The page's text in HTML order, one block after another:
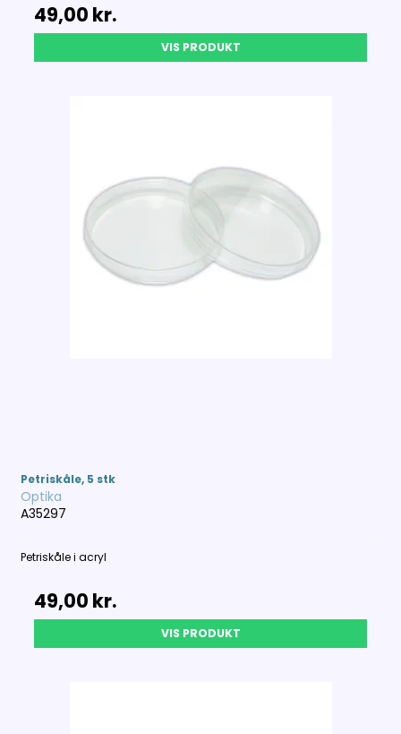
49,00 kr.
VIS PRODUKT
Petriskåle, 5 stk
Optika
A35297
Petriskåle i acryl
49,00 kr.
VIS PRODUKT